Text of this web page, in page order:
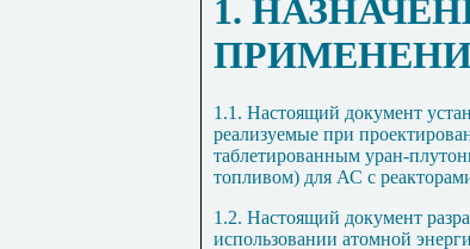
1.
1.1. Настоящий документ
реализуемые при
таблетированным уран-
топливом) для АС с
1.2. Настоящий документ
использовании атомной